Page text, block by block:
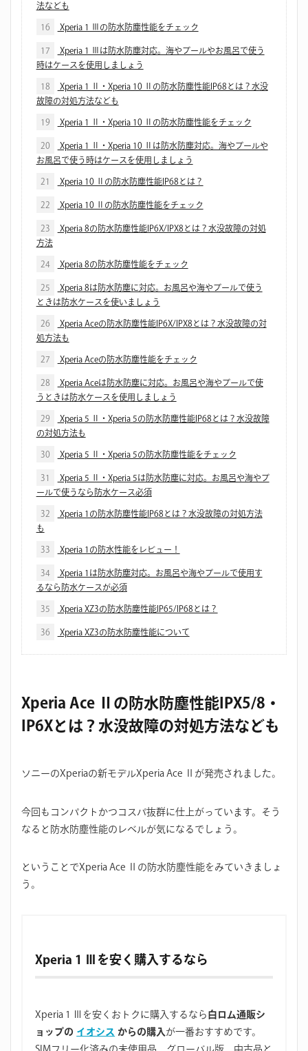
法なども
16 Xperia 1 Ⅲの防水防塵性能をチェック
17
Xperia 1 Ⅲは防水防塵対応。海やプールやお風呂で使う
時はケースを使用しましょう
18
Xperia 1 Ⅱ・Xperia 10 Ⅱの防水防塵性能IP68とは？水没
故障の対処方法なども
19 Xperia 1 Ⅱ・Xperia 10 Ⅱの防水防塵性能をチェック
20
Xperia 1 Ⅱ・Xperia 10 Ⅱは防水防塵対応。海やプールや
お風呂で使う時はケースを使用しましょう
21 Xperia 10 Ⅱの防水防塵性能IP68とは？
22 Xperia 10 Ⅱの防水防塵性能をチェック
23
Xperia 8の防水防塵性能IP6X/IPX8とは？水没故障の対処
方法
24 Xperia 8の防水防塵性能をチェック
25
Xperia 8は防水防塵に対応。お風呂や海やプールで使う
ときは防水ケースを使いましょう
26
Xperia Aceの防水防塵性能IP6X/IPX8とは？水没故障の対
処方法も
27 Xperia Aceの防水防塵性能をチェック
28
Xperia Aceは防水防塵に対応。お風呂や海やプールで使
うときは防水ケースを使用しましょう
29
Xperia 5 Ⅱ・Xperia 5の防水防塵性能IP68とは？水没故障
の対処方法も
30 Xperia 5 Ⅱ・Xperia 5の防水防塵性能をチェック
31
Xperia 5 Ⅱ・Xperia 5は防水防塵に対応。お風呂や海やプ
ールで使うなら防水ケース必須
32
Xperia 1の防水防塵性能IP68とは？水没故障の対処方法
も
33 Xperia 1の防水性能をレビュー！
34
Xperia 1は防水防塵対応。お風呂や海やプールで使用す
るなら防水ケースが必須
35 Xperia XZ3の防水防塵性能IP65/IP68とは？
36 Xperia XZ3の防水防塵性能について
Xperia Ace Ⅱの防水防塵性能IPX5/8・
IP6Xとは？水没故障の対処方法なども
ソニーのXperiaの新モデルXperia Ace Ⅱが発売されました。
今回もコンパクトかつコスパ抜群に仕上がっています。そう
なると防水防塵性能のレベルが気になるでしょう。
ということでXperia Ace Ⅱの防水防塵性能をみていきましょ
う。
Xperia 1 Ⅲを安く購入するなら
Xperia 1 Ⅲを安くおトクに購入するなら 白ロム通販シ
ョップの イオシス からの購入 が一番おすすめです。